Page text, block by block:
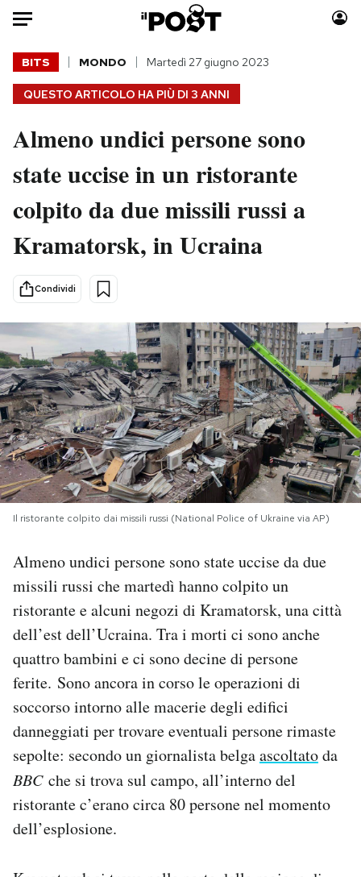
Auto
HOME
Italia
Politica
Tecnologia
Scienza
Cultura
Economia
Sport
Moda
Consumismi
Storie/Idee
Media
Mondiali calcio 2026
PODCAST
NEWSLETTER
I MIEI PREFERITI
CALENDARIO
AREA PERSONALE
Area Personale
Newsletter
Notifiche mobile
Regala il Post
Hai bisogno di aiuto?
Esci
QUESTO ARTICOLO HA PIÙ DI 3 ANNI
BITS MONDO Martedì 27 giugno 2023
Almeno undici persone sono
state uccise in un ristorante
colpito da due missili russi a
Kramatorsk, in Ucraina
Condividi
Il ristorante colpito dai missili russi (National Police of Ukraine via AP)
Almeno undici persone sono state uccise da due
missili russi che martedì hanno colpito un
ristorante e alcuni negozi di Kramatorsk, una città
dell’est dell’Ucraina. Tra i morti ci sono anche
quattro bambini e ci sono decine di persone
ferite. Sono ancora in corso le operazioni di
soccorso intorno alle macerie degli edifici
danneggiati per trovare eventuali persone rimaste
sepolte: secondo un giornalista belgaascoltatoda
BBCche si trova sul campo, all’interno del
ristorante c’erano circa 80 persone nel momento
dell’esplosione.